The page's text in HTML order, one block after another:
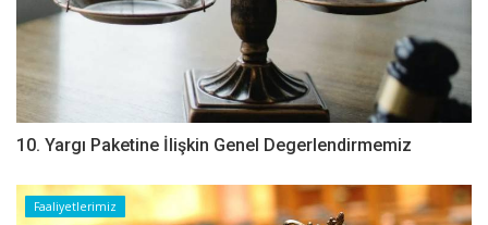
10. Yargı Paketine İlişkin Genel Degerlendirmemiz
Faaliyetlerimiz